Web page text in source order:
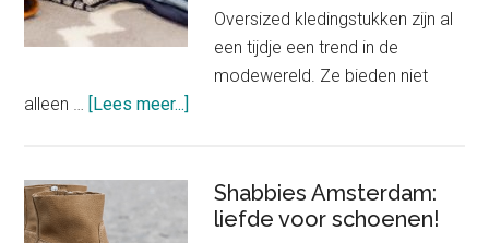
Oversized kledingstukken zijn al
een tijdje een trend in de
modewereld. Ze bieden niet
alleen … [Lees meer...]
oversized
Shabbies Amsterdam:
liefde voor schoenen!